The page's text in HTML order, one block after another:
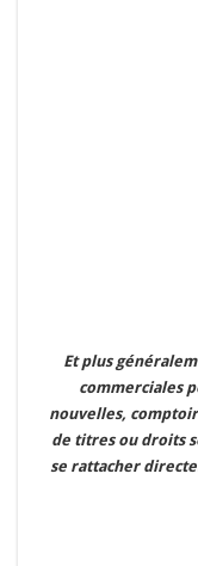
Et plus
commerciales
nouvelles,
de titres ou droits
se rattacher